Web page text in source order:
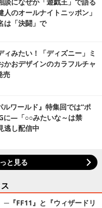
談になぜか「遊戯王」で語る
人のオールナイトニッポン」
は「決闘」で
ィみたい！「ディズニー」ミ
かおデザインのカラフルチャ
売
ワールド』特集回では“ポ
に―「○○みたいな～は禁
逃し配信中
と見る
─『FF11』と『ウィザードリ